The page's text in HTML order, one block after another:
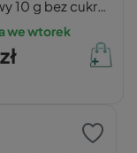
10 g bez cukru
we wtorek